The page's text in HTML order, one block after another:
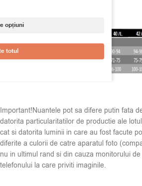
Important!Nuantele pot sa difere putin fata
datorita particularitatilor de productie ale
cat si datorita luminii in care au fost facute
diferite a culorii de catre aparatul foto
nu in ultimul rand si din cauza monitorului
telefonului la care priviti imaginile.
opțiuni
totul